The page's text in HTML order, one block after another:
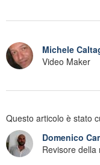
Michele
Video Maker
Questo articolo è stato
Domenico
Revisore della